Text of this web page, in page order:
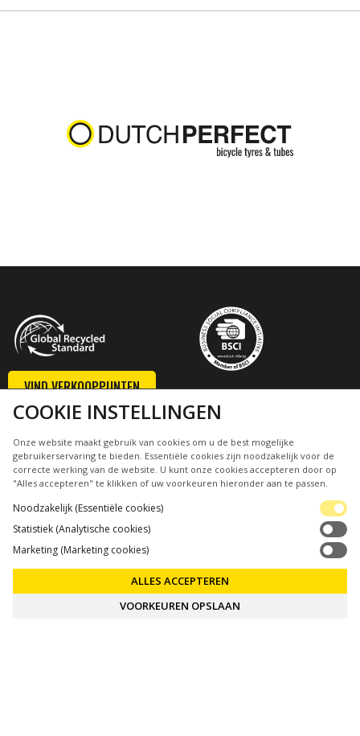
VIND VERKOOPPUNTEN
INDUSTRIEWEG 17
8471 AD WOLVEGA
THE NETHERLANDS
INFO@DUTCHPERFECT.EU
+31 (0)561 481232
MEER DUTCHPERFECT
ONZE MERKEN
COOKIE INSTELLINGEN
Onze website maakt gebruik van cookies om u de best mogelijke
gebruikerservaring te bieden. Essentiële cookies zijn noodzakelijk voor de
correcte werking van de website. U kunt onze cookies accepteren door op
"Alles accepteren" te klikken of uw voorkeuren hieronder aan te passen.
Noodzakelijk (Essentiële cookies)
Statistiek (Analytische cookies)
Marketing (Marketing cookies)
ALLES ACCEPTEREN
VOORKEUREN OPSLAAN